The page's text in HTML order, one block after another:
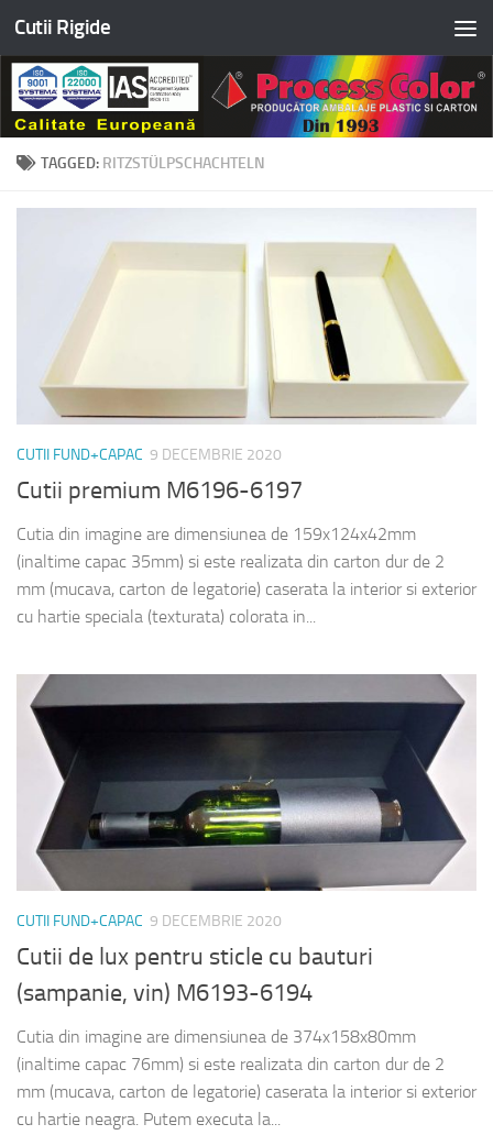
Skip to content
Cutii Rigide
TAGGED: RITZSTÜLPSCHACHTELN
CUTII FUND+CAPAC 9 DECEMBRIE 2020
Cutii premium M6196-6197
Cutia din imagine are dimensiunea de 159x124x42mm
(inaltime capac 35mm) si este realizata din carton dur de 2
mm (mucava, carton de legatorie) caserata la interior si exterior
cu hartie speciala (texturata) colorata in...
CUTII FUND+CAPAC 9 DECEMBRIE 2020
Cutii de lux pentru sticle cu bauturi
(sampanie, vin) M6193-6194
Cutia din imagine are dimensiunea de 374x158x80mm
(inaltime capac 76mm) si este realizata din carton dur de 2
mm (mucava, carton de legatorie) caserata la interior si exterior
cu hartie neagra. Putem executa la...